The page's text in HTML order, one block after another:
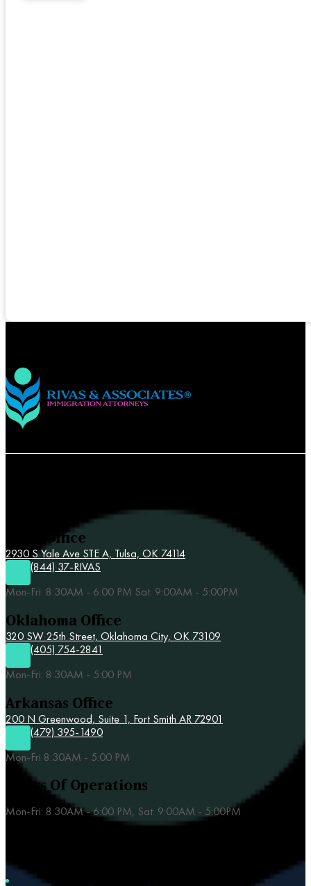
Tulsa Office
2930 S Yale Ave STE A, Tulsa, OK 74114
(844) 37-RIVAS
Mon-Fri: 8:30AM - 6:00 PM Sat: 9:00AM - 5:00PM
Oklahoma Office
320 SW 25th Street, Oklahoma City, OK 73109
(405) 754-2841
Mon-Fri: 8:30AM - 5:00 PM
Arkansas Office
200 N Greenwood, Suite 1, Fort Smith AR 72901
(479) 395-1490
Mon-Fri 8:30AM - 5:00 PM
Hours Of Operations
Mon-Fri: 8:30AM - 6:00 PM, Sat: 9:00AM - 5:00PM